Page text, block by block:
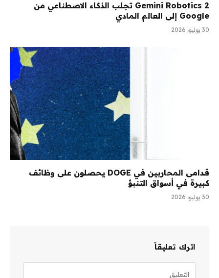
Gemini Robotics 2 تجلب الذكاء الاصطناعي من
Google إلى العالم المادي
30 يوليو، 2026
قدامى المحاربين في DOGE يحصلون على وظائف
كبيرة في أسواق التنبؤ
30 يوليو، 2026
اترك تعليقاً